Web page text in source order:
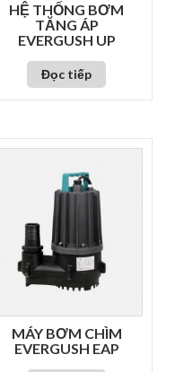
HỆ THỐNG BƠM
TĂNG ÁP
EVERGUSH UP
Đọc tiếp
MÁY BƠM CHÌM
EVERGUSH EAP